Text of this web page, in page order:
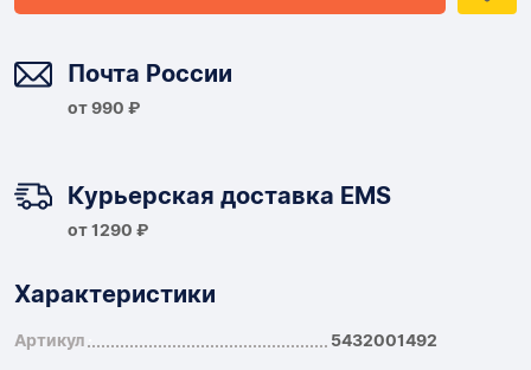
Почта России
от 990 ₽
Курьерская доставка EMS
от 1290 ₽
Характеристики
Артикул 5432001492